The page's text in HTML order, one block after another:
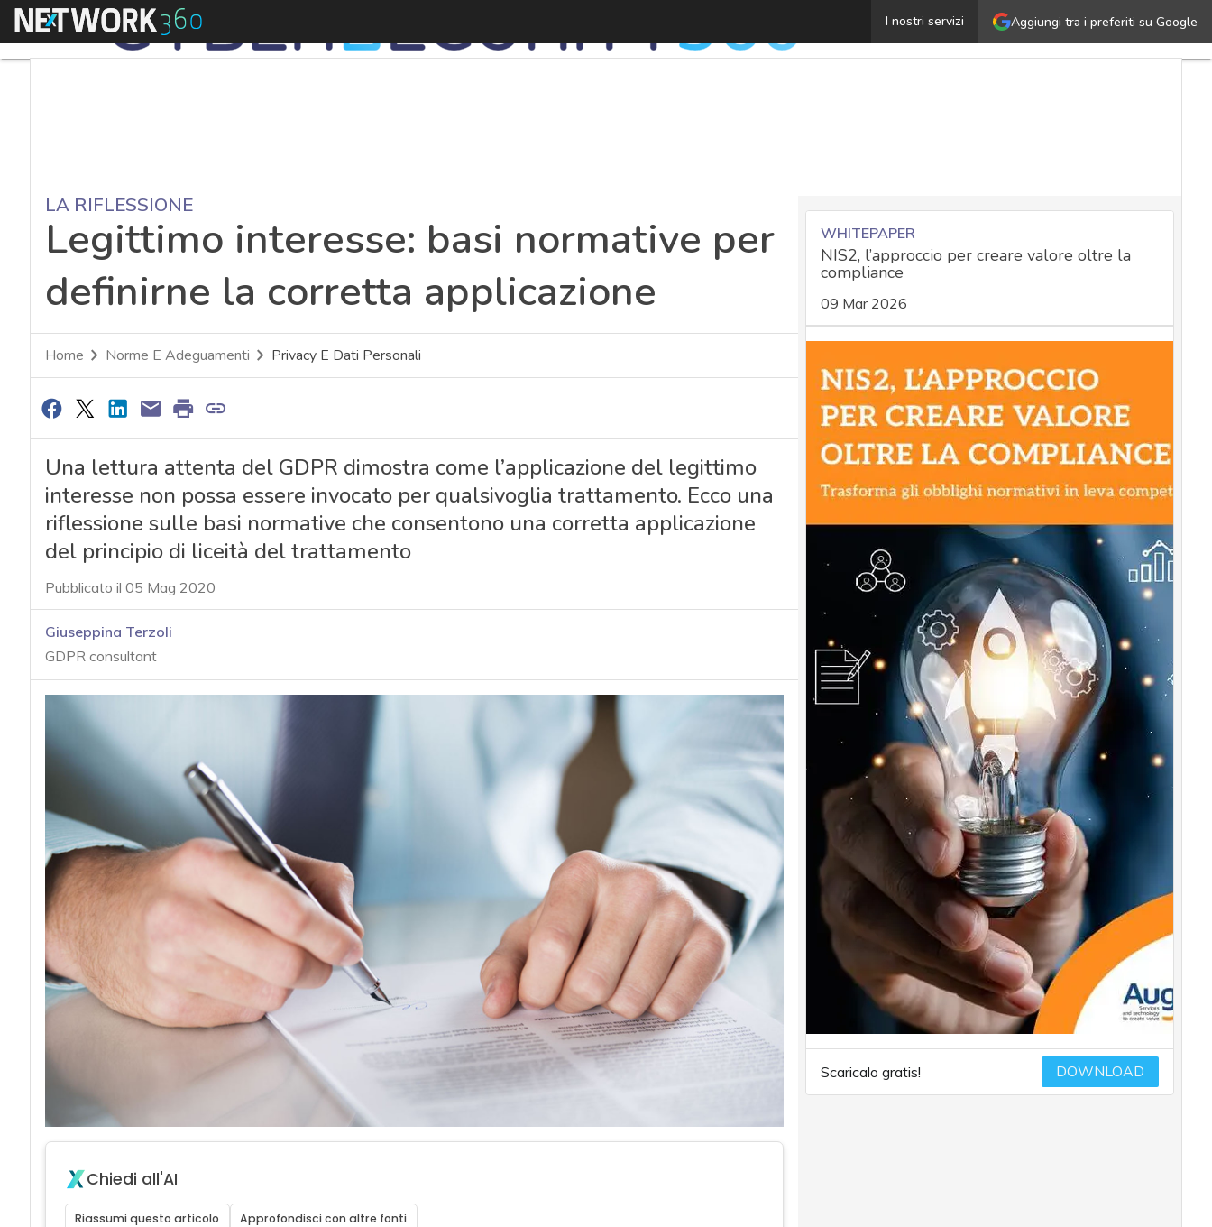
Aggiungi tra i preferiti su Google
I nostri servizi
Menu Legittimo interesse: basi normative per definirne la
LA RIFLESSIONE
Legittimo interesse: basi normative per
definirne la corretta applicazione
Home Norme E Adeguamenti Privacy E Dati Personali
Una lettura attenta del GDPR dimostra come l’applicazione del legittimo
interesse non possa essere invocato per qualsivoglia trattamento. Ecco una
riflessione sulle basi normative che consentono una corretta applicazione
del principio di liceità del trattamento
Pubblicato il 05 Mag 2020
Giuseppina Terzoli
GDPR consultant
Chiedi all'AI
Riassumi questo articolo Approfondisci con altre fonti
WHITEPAPER
NIS2, l’approccio per creare valore oltre la
compliance
09 Mar 2026
Scaricalo gratis! DOWNLOAD